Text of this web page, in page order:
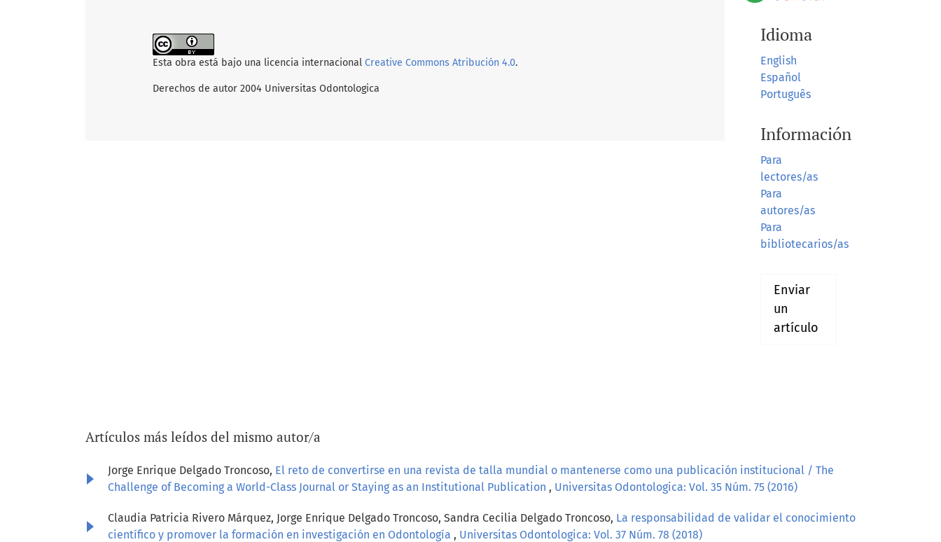
Idioma
English
Español
Português
Información
Para
lectores/as
Para
autores/as
Para
bibliotecarios/as
Enviar
un
artículo
Esta obra está bajo una licencia internacional Creative Commons Atribución 4.0.
Derechos de autor 2004 Universitas Odontologica
Artículos más leídos del mismo autor/a
Jorge Enrique Delgado Troncoso, El reto de convertirse en una revista de talla mundial o mantenerse como una publicación institucional / The
Challenge of Becoming a World-Class Journal or Staying as an Institutional Publication , Universitas Odontologica: Vol. 35 Núm. 75 (2016)
Claudia Patricia Rivero Márquez, Jorge Enrique Delgado Troncoso, Sandra Cecilia Delgado Troncoso, La responsabilidad de validar el conocimiento
científico y promover la formación en investigación en Odontología , Universitas Odontologica: Vol. 37 Núm. 78 (2018)